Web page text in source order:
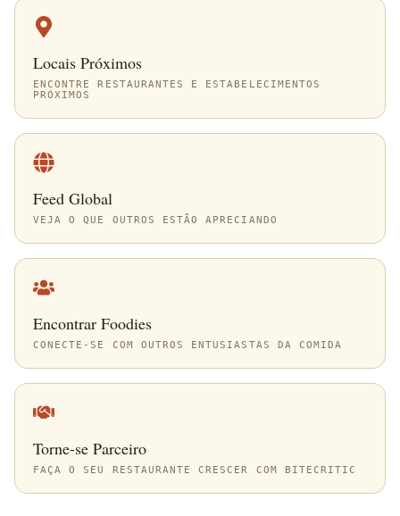
Locais Próximos
ENCONTRE RESTAURANTES E ESTABELECIMENTOS
PRÓXIMOS
Feed Global
VEJA O QUE OUTROS ESTÃO APRECIANDO
Encontrar Foodies
CONECTE-SE COM OUTROS ENTUSIASTAS DA COMIDA
Torne-se Parceiro
FAÇA O SEU RESTAURANTE CRESCER COM BITECRITIC